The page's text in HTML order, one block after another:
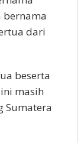
dari
beserta
masih
Sumatera